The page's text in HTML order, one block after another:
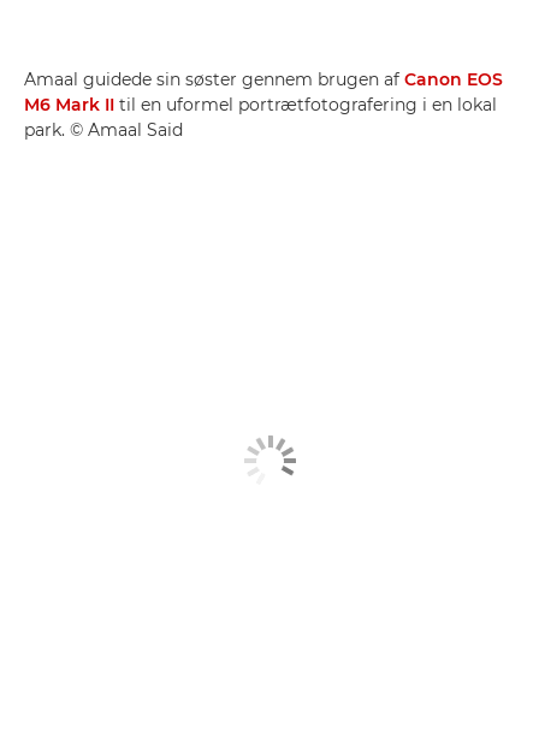
Amaal guidede sin søster gennem brugen af Canon EOS
M6 Mark II til en uformel portrætfotografering i en lokal
park. © Amaal Said